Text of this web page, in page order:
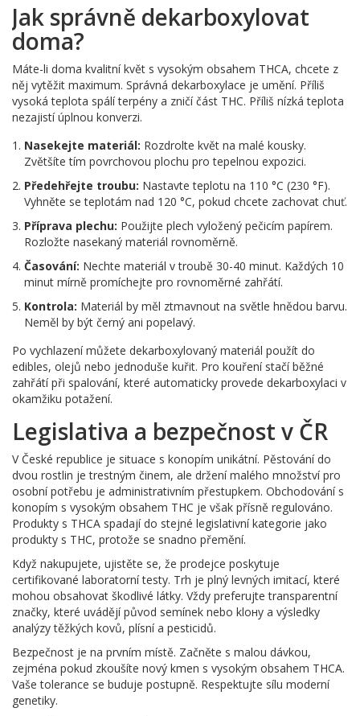
Jak správně dekarboxylovat
doma?
Máte-li doma kvalitní květ s vysokým obsahem THCA, chcete z
něj vytěžit maximum. Správná dekarboxylace je umění. Příliš
vysoká teplota spálí terpény a zničí část THC. Příliš nízká teplota
nezajistí úplnou konverzi.
Nasekejte materiál: Rozdrolte květ na malé kousky.
Zvětšíte tím povrchovou plochu pro tepelnou expozici.
Předehřejte troubu: Nastavte teplotu na 110 °C (230 °F).
Vyhněte se teplotám nad 120 °C, pokud chcete zachovat chuť.
Příprava plechu: Použijte plech vyložený pečicím papírem.
Rozložte nasekaný materiál rovnoměrně.
Časování: Nechte materiál v troubě 30-40 minut. Každých 10
minut mírně promíchejte pro rovnoměrné zahřátí.
Kontrola: Materiál by měl ztmavnout na světle hnědou barvu.
Neměl by být černý ani popelavý.
Po vychlazení můžete dekarboxylovaný materiál použít do
edibles, olejů nebo jednoduše kuřit. Pro kouření stačí běžné
zahřátí při spalování, které automaticky provede dekarboxylaci v
okamžiku potažení.
Legislativa a bezpečnost v ČR
V České republice je situace s konopím unikátní. Pěstování do
dvou rostlin je trestným činem, ale držení malého množství pro
osobní potřebu je administrativním přestupkem. Obchodování s
konopím s vysokým obsahem THC je však přísně regulováno.
Produkty s THCA spadají do stejné legislativní kategorie jako
produkty s THC, protože se snadno přemění.
Když nakupujete, ujistěte se, že prodejce poskytuje
certifikované laboratorní testy. Trh je plný levných imitací, které
mohou obsahovat škodlivé látky. Vždy preferujte transparentní
značky, které uvádějí původ semínek nebo klону a výsledky
analýzy těžkých kovů, plísní a pesticidů.
Bezpečnost je na prvním místě. Začněte s malou dávkou,
zejména pokud zkoušíte nový kmen s vysokým obsahem THCA.
Vaše tolerance se buduje postupně. Respektujte sílu moderní
genetiky.